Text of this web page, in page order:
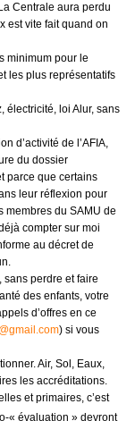
Centrale aura perdu
est vite fait quand on
minimum pour le
les plus représentatifs
électricité, loi Alur, sans
d’activité de l’AFIA,
du dossier
parce que certains
leur réflexion pour
membres du SAMU de
compter sur moi
au décret de
sans perdre et faire
des enfants, votre
d’offres en ce
) si vous
Air, Sol, Eaux,
les accréditations.
et primaires, c’est
« évaluation » devront